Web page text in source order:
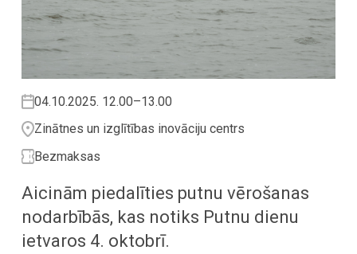
04.10.2025. 12.00–13.00
Zinātnes un izglītības inovāciju centrs
Bezmaksas
Aicinām piedalīties putnu vērošanas
nodarbībās, kas notiks Putnu dienu
ietvaros 4. oktobrī.